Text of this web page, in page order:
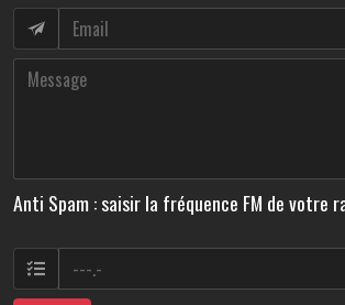
Anti Spam : saisir la fréquence FM de votre